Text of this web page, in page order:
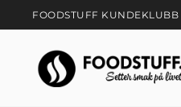
Hopp til innhold
FOODSTUFF